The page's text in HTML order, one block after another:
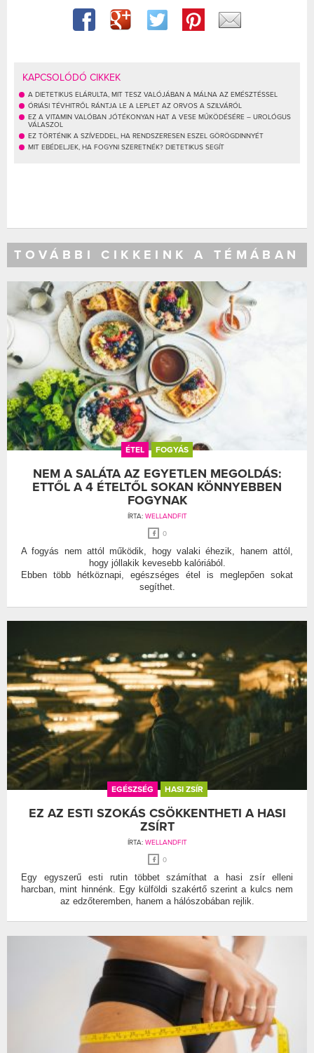
KAPCSOLÓDÓ CIKKEK
A DIETETIKUS ELÁRULTA, MIT TESZ VALÓJÁBAN A MÁLNA AZ EMÉSZTÉSSEL
ÓRIÁSI TÉVHITRŐL RÁNTJA LE A LEPLET AZ ORVOS A SZILVÁRÓL
EZ A VITAMIN VALÓBAN JÓTÉKONYAN HAT A VESE MŰKÖDÉSÉRE – UROLÓGUS
VÁLASZOL
EZ TÖRTÉNIK A SZÍVEDDEL, HA RENDSZERESEN ESZEL GÖRÖGDINNYÉT
MIT EBÉDELJEK, HA FOGYNI SZERETNÉK? DIETETIKUS SEGÍT
TOVÁBBI CIKKEINK A TÉMÁBAN
ÉTEL FOGYÁS
NEM A SALÁTA AZ EGYETLEN MEGOLDÁS:
ETTŐL A 4 ÉTELTŐL SOKAN KÖNNYEBBEN
FOGYNAK
ÍRTA: WELLANDFIT
0
A fogyás nem attól működik, hogy valaki éhezik, hanem attól,
hogy jóllakik kevesebb kalóriából.
Ebben több hétköznapi, egészséges étel is meglepően sokat
segíthet.
EGÉSZSÉG HASI ZSÍR
EZ AZ ESTI SZOKÁS CSÖKKENTHETI A HASI
ZSÍRT
ÍRTA: WELLANDFIT
0
Egy egyszerű esti rutin többet számíthat a hasi zsír elleni
harcban, mint hinnénk. Egy külföldi szakértő szerint a kulcs nem
az edzőteremben, hanem a hálószobában rejlik.